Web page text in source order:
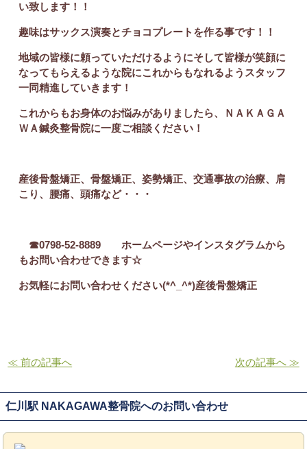
い致します！！
趣味はサックス演奏とチョコプレートを作る事です！！
地域の皆様に頼っていただけるようにそして皆様が笑顔に
なってもらえるような院にこれからもなれるようスタッフ
一同精進していきます！
これからもお身体のお悩みがありましたら、ＮＡＫＡＧＡ
ＷＡ鍼灸整骨院に一度ご相談ください！
産後骨盤矯正、骨盤矯正、姿勢矯正、交通事故の治療、肩
こり、腰痛、頭痛など・・・
☎0798-52-8889 ホームページやインスタグラムから
もお問い合わせできます☆
お気軽にお問い合わせください(*^_^*)産後骨盤矯正
≪ 前の記事へ 次の記事へ ≫
仁川駅 NAKAGAWA整骨院へのお問い合わせ